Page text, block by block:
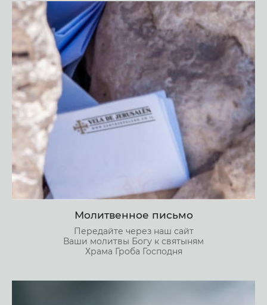
Молитвенное письмо
Передайте через наш сайт
Ваши молитвы Богу к святыням
Храма Гроба Господня